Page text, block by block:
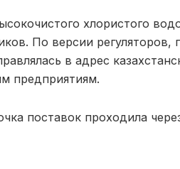
хлористого
По версии регуляторов,
в адрес
предприятиям.
поставок проходила